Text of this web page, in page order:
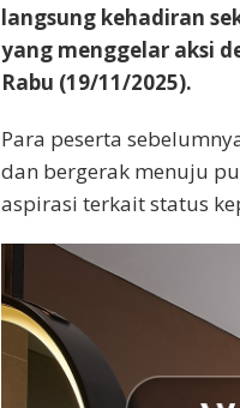
langsung kehadiran
yang menggelar aksi
Rabu (19/11/2025).
Para peserta
dan bergerak menuju
aspirasi terkait status